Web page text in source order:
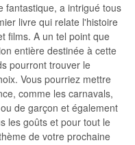
fantastique, a intrigué tous
livre qui relate l'histoire
films. A un tel point que
entière destinée à cette
pourront trouver le
Vous pourriez mettre
comme les carnavals,
de garçon et également
les goûts et pour tout le
de votre prochaine